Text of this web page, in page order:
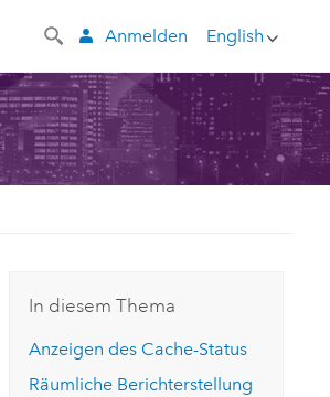
English
Anmelden
In diesem Thema
Anzeigen des Cache-Status
Räumliche Berichterstellung